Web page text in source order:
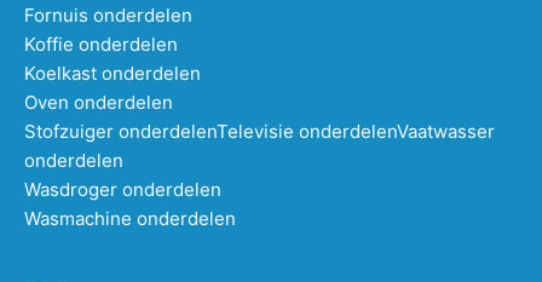
Fornuis onderdelen
Koffie onderdelen
Koelkast onderdelen
Oven onderdelen
Stofzuiger onderdelenTelevisie onderdelenVaatwasser
onderdelen
Wasdroger onderdelen
Wasmachine onderdelen